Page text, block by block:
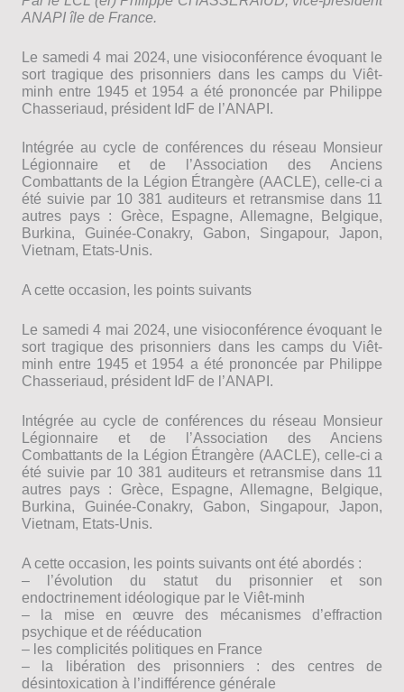
ANAPI île de France.
Le samedi 4 mai 2024, une visioconférence évoquant le
sort tragique des prisonniers dans les camps du Viêt-
minh entre 1945 et 1954 a été prononcée par Philippe
Chasseriaud, président IdF de l’ANAPI.
Intégrée au cycle de conférences du réseau Monsieur
Légionnaire et de l’Association des Anciens
Combattants de la Légion Étrangère (AACLE), celle-ci a
été suivie par 10 381 auditeurs et retransmise dans 11
autres pays : Grèce, Espagne, Allemagne, Belgique,
Burkina, Guinée-Conakry, Gabon, Singapour, Japon,
Vietnam, Etats-Unis.
A cette occasion, les points suivants
Le samedi 4 mai 2024, une visioconférence évoquant le
sort tragique des prisonniers dans les camps du Viêt-
minh entre 1945 et 1954 a été prononcée par Philippe
Chasseriaud, président IdF de l’ANAPI.
Intégrée au cycle de conférences du réseau Monsieur
Légionnaire et de l’Association des Anciens
Combattants de la Légion Étrangère (AACLE), celle-ci a
été suivie par 10 381 auditeurs et retransmise dans 11
autres pays : Grèce, Espagne, Allemagne, Belgique,
Burkina, Guinée-Conakry, Gabon, Singapour, Japon,
Vietnam, Etats-Unis.
A cette occasion, les points suivants ont été abordés :
– l’évolution du statut du prisonnier et son
endoctrinement idéologique par le Viêt-minh
– la mise en œuvre des mécanismes d’effraction
psychique et de rééducation
– les complicités politiques en France
– la libération des prisonniers : des centres de
désintoxication à l’indifférence générale